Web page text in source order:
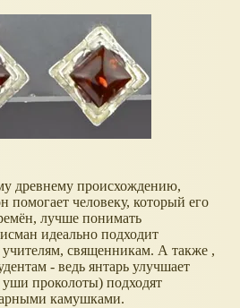
древнему происхождению,
помогает человеку, который его
лучше понимать
идеально подходит
учителям, священникам. А также ,
- ведь янтарь улучшает
проколоты) подходят
камушками.